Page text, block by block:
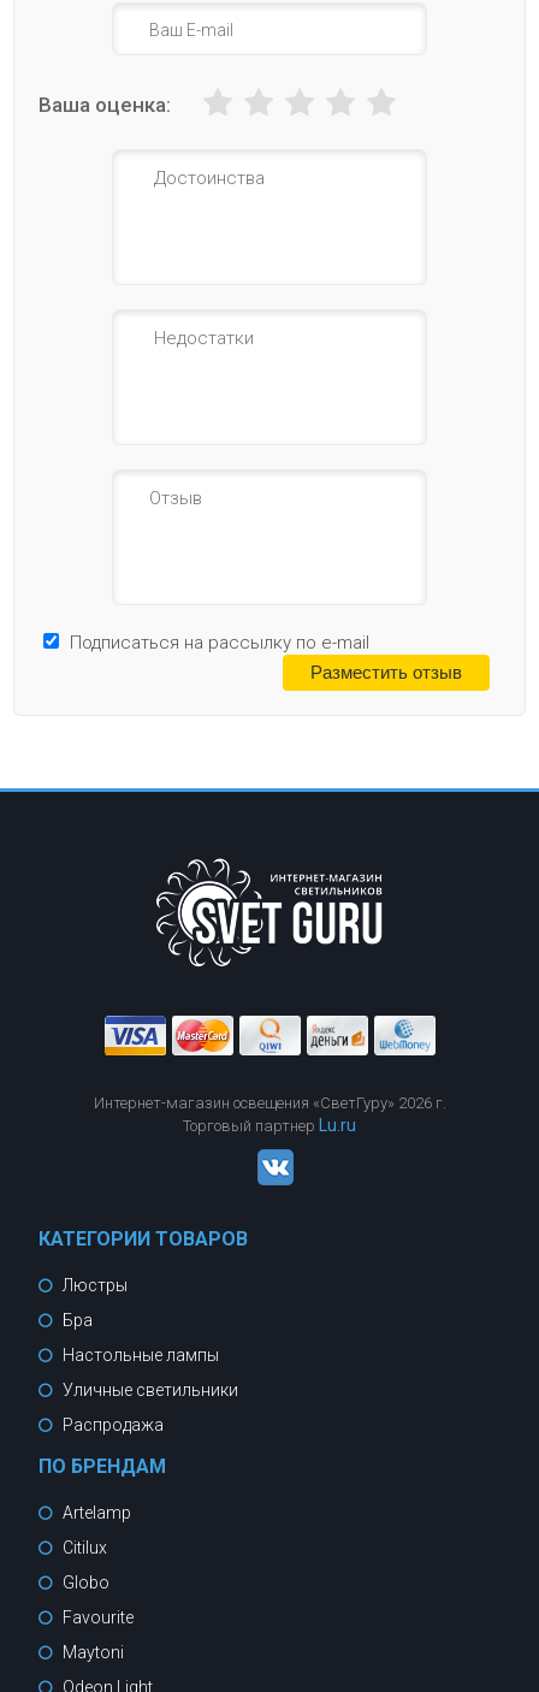
Ваша оценка:
Подписаться на рассылку по e-mail
Интернет-магазин освещения «СветГуру» 2026 г.
Торговый партнер Lu.ru
КАТЕГОРИИ ТОВАРОВ
Люстры
Бра
Настольные лампы
Уличные светильники
Распродажа
ПО БРЕНДАМ
Artelamp
Citilux
Globo
Favourite
Maytoni
Odeon Light